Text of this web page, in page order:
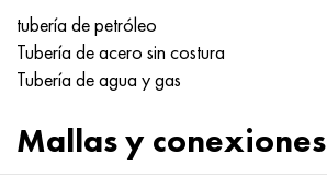
tubería de petróleo
Tubería de acero sin costura
Tubería de agua y gas
Mallas y conexiones